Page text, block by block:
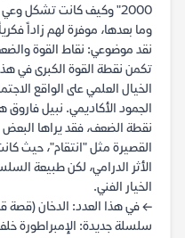
2000" وكيف كانت تشكل
وما بعدها، موفرة لهم زاداً
نقد موضوعي: نقاط القوة
تكمن نقطة القوة الكبرى في
الخيال العلمي على الواقع
الجمود الأكاديمي. نبيل فاروق
نقطة الضعف، فقد يراها
القصيرة مثل "انتقام"، حيث
الأثر الدرامي، لكن طبيعة
الخيار الفني.
← في هذا العدد: الدخان (قصة
سلسلة جديدة: الإمبراطورة